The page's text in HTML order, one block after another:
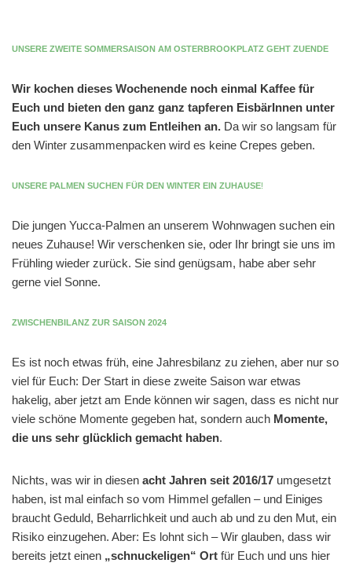
UNSERE ZWEITE SOMMERSAISON AM OSTERBROOKPLATZ GEHT ZUENDE
Wir kochen dieses Wochenende noch einmal Kaffee für
Euch und bieten den ganz ganz tapferen EisbärInnen unter
Euch unsere Kanus zum Entleihen an. Da wir so langsam für
den Winter zusammenpacken wird es keine Crepes geben.
UNSERE PALMEN SUCHEN FÜR DEN WINTER EIN ZUHAUSE!
Die jungen Yucca-Palmen an unserem Wohnwagen suchen ein
neues Zuhause! Wir verschenken sie, oder Ihr bringt sie uns im
Frühling wieder zurück. Sie sind genügsam, habe aber sehr
gerne viel Sonne.
ZWISCHENBILANZ ZUR SAISON 2024
Es ist noch etwas früh, eine Jahresbilanz zu ziehen, aber nur so
viel für Euch: Der Start in diese zweite Saison war etwas
hakelig, aber jetzt am Ende können wir sagen, dass es nicht nur
viele schöne Momente gegeben hat, sondern auch Momente,
die uns sehr glücklich gemacht haben.
Nichts, was wir in diesen acht Jahren seit 2016/17 umgesetzt
haben, ist mal einfach so vom Himmel gefallen – und Einiges
braucht Geduld, Beharrlichkeit und auch ab und zu den Mut, ein
Risiko einzugehen. Aber: Es lohnt sich – Wir glauben, dass wir
bereits jetzt einen „schnuckeligen“ Ort für Euch und uns hier